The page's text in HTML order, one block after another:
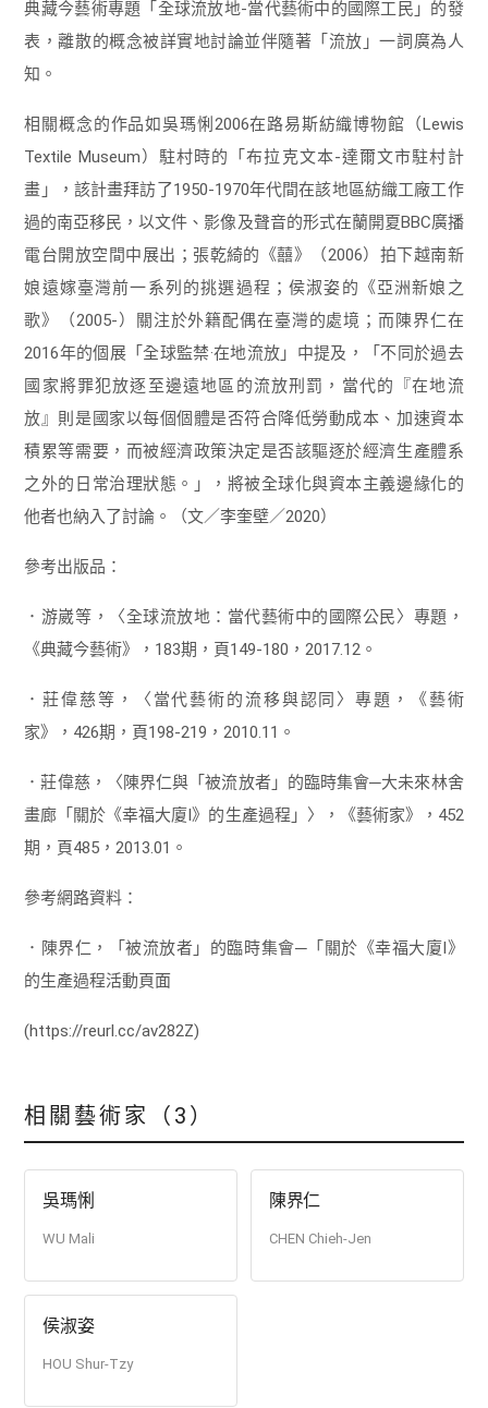
典藏今藝術專題「全球流放地-當代藝術中的國際工民」的發
表，離散的概念被詳實地討論並伴隨著「流放」一詞廣為人
知。
相關概念的作品如吳瑪悧2006在路易斯紡織博物館（Lewis
Textile Museum）駐村時的「布拉克文本-達爾文市駐村計
畫」，該計畫拜訪了1950-1970年代間在該地區紡織工廠工作
過的南亞移民，以文件、影像及聲音的形式在蘭開夏BBC廣播
電台開放空間中展出；張乾綺的《囍》（2006）拍下越南新
娘遠嫁臺灣前一系列的挑選過程；侯淑姿的《亞洲新娘之
歌》（2005-）關注於外籍配偶在臺灣的處境；而陳界仁在
2016年的個展「全球監禁·在地流放」中提及，「不同於過去
國家將罪犯放逐至邊遠地區的流放刑罰，當代的『在地流
放』則是國家以每個個體是否符合降低勞動成本、加速資本
積累等需要，而被經濟政策決定是否該驅逐於經濟生產體系
之外的日常治理狀態。」，將被全球化與資本主義邊緣化的
他者也納入了討論。（文／李奎壁／2020）
參考出版品：
．游崴等，〈全球流放地：當代藝術中的國際公民〉專題，
《典藏今藝術》，183期，頁149-180，2017.12。
．莊偉慈等，〈當代藝術的流移與認同〉專題，《藝術
家》，426期，頁198-219，2010.11。
．莊偉慈，〈陳界仁與「被流放者」的臨時集會─大未來林舍
畫廊「關於《幸福大廈I》的生產過程」〉，《藝術家》，452
期，頁485，2013.01。
參考網路資料：
．陳界仁，「被流放者」的臨時集會─「關於《幸福大廈I》
的生產過程活動頁面
(https://reurl.cc/av282Z)
相關藝術家（3）
吳瑪悧
WU Mali
陳界仁
CHEN Chieh-Jen
侯淑姿
HOU Shur-Tzy